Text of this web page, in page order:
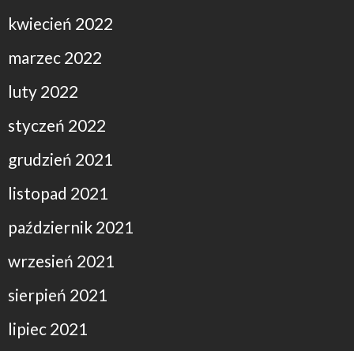
kwiecień 2022
marzec 2022
luty 2022
styczeń 2022
grudzień 2021
listopad 2021
październik 2021
wrzesień 2021
sierpień 2021
lipiec 2021